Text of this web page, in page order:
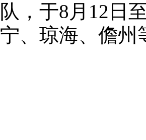
队，于8月12日
宁、琼海、儋州